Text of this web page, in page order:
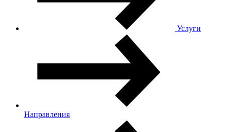
Услуги
Направления